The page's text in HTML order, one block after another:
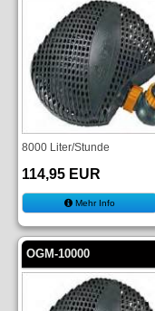
8000 Liter/Stunde
114,95 EUR
Mehr Info
OGM-10000